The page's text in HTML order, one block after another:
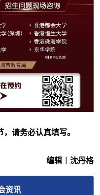
请务必认真填写。
编辑︱沈丹格
资讯